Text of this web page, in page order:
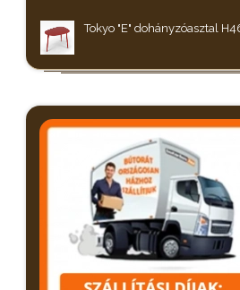
Tokyo "E" dohányzóasztal